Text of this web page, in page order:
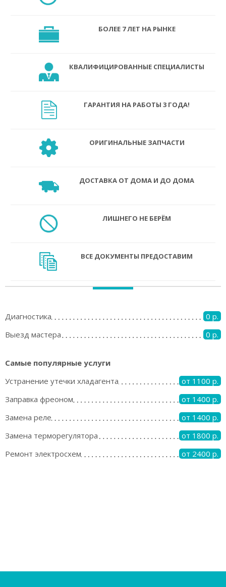
БОЛЕЕ 7 ЛЕТ НА РЫНКЕ
КВАЛИФИЦИРОВАННЫЕ СПЕЦИАЛИСТЫ
ГАРАНТИЯ НА РАБОТЫ 3 ГОДА!
ОРИГИНАЛЬНЫЕ ЗАПЧАСТИ
ДОСТАВКА ОТ ДОМА И ДО ДОМА
ЛИШНЕГО НЕ БЕРЁМ
ВСЕ ДОКУМЕНТЫ ПРЕДОСТАВИМ
Диагностика
0 р.
Выезд мастера
0 р.
Самые популярные услуги
Устранение утечки хладагента
от 1100 р.
Заправка фреоном
от 1400 р.
Замена реле
от 1400 р.
Замена терморегулятора
от 1800 р.
Ремонт электросхем
от 2400 р.